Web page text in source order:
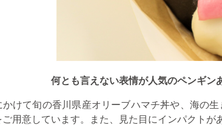
何とも言えない表情が人気のペンギ
かけて旬の香川県産オリーブハマチ丼や、海の
ご用意しています。また、見た目にインパクト